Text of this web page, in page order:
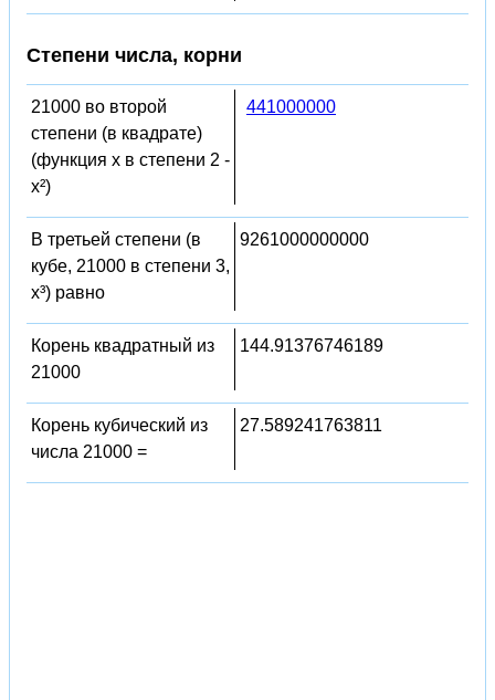
Степени числа, корни
21000 во второй
степени (в квадрате)
(функция x в степени 2 -
x²)
441000000
В третьей степени (в
кубе, 21000 в степени 3,
x³) равно
9261000000000
Корень квадратный из
21000
144.91376746189
Корень кубический из
числа 21000 =
27.589241763811